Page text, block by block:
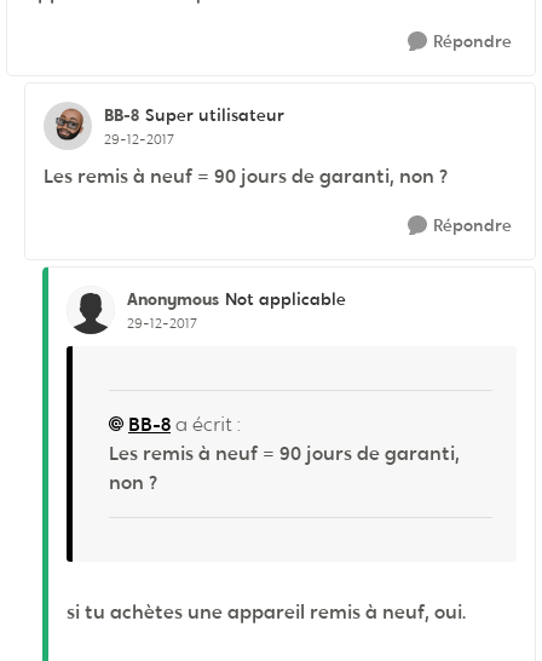
Répondre
BB-8 Super utilisateur
29-12-2017
Les remis à neuf = 90 jours de garanti, non ?
Répondre
Anonymous Not applicable
29-12-2017
BB-8a écrit :
Les remis à neuf = 90 jours de garanti,
non ?
si tu achètes une appareil remis à neuf, oui.